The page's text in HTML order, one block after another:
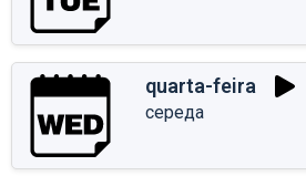
quarta-feira
середа